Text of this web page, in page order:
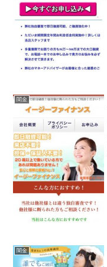
闇金
闇金